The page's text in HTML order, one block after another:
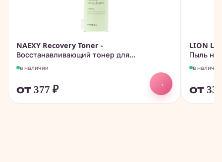
NAEXY Recovery Toner -
Восстанавливающий тонер для...
в наличии
от 377 ₽
→
LION
Пыль на
в наличии
от